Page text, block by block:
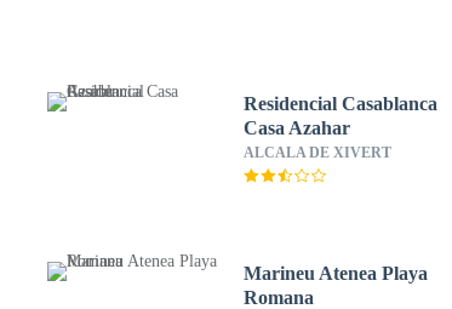
Residencial Casablanca
Casa Azahar
ALCALA DE XIVERT
Marineu Atenea Playa
Romana